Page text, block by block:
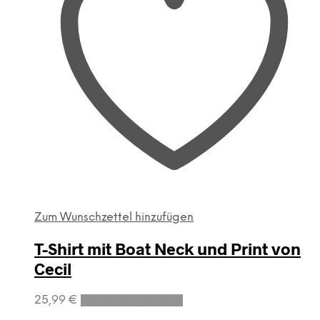
Zum Wunschzettel hinzufügen
T-Shirt mit Boat Neck und Print von
Cecil
25,99 €
Dieses